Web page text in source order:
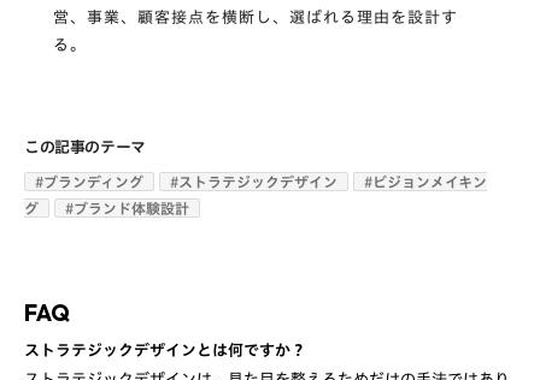
営、事業、顧客接点を横断し、選ばれる理由を設計す
る。
この記事のテーマ
#ブランディング #ストラテジックデザイン # ビジョンメイキン
グ
#ブランド体験設計
FAQ
ストラテジックデザインとは何ですか？